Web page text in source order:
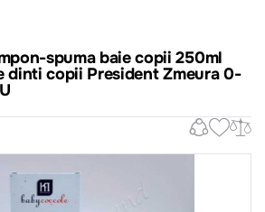
spuma baie copii 250ml
dinti copii President Zmeura 0-